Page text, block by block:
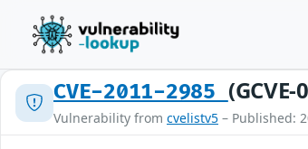
CVE-2011-2985
Vulnerability from cvelistv5 – Published: